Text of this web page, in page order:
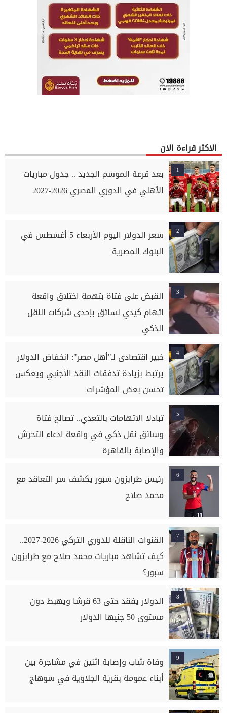
الاكثر قراءة الان
1
بعد قرعة الموسم الجديد .. جدول مباريات
الأهلي في الدوري المصري 2026-2027
2
سعر الدولار اليوم الأربعاء 5 أغسطس في
البنوك المصرية
3
القبض على فتاة بتهمة اختلاق واقعة
اتهام كيدي لسائق بإحدى شركات النقل
الذكي
4
خبير اقتصادى لـ"أهل مصر": انخفاض الدولار
يرتبط بزيادة تدفقات النقد الأجنبي ويعكس
تحسن بعض المؤشرات
5
تبادلا الاتهامات بالتعدي.. تصالح فتاة
وسائق نقل ذكي في واقعة ادعاء التحرش
والإصابة بالقاهرة
6
رئيس طرابزون سبور يكشف سر التعاقد مع
محمد صلاح
7
القنوات الناقلة للدوري التركي 2026-2027..
كيف تشاهد مباريات محمد صلاح مع طرابزون
سبور؟
8
الدولار يفقد حتى 63 قرشا ويهبط دون
مستوى 50 جنيها الدولار
9
وفاة شاب وإصابة اثنين في مشاجرة بين
أبناء عمومة بقرية الجلاوية في سوهاج